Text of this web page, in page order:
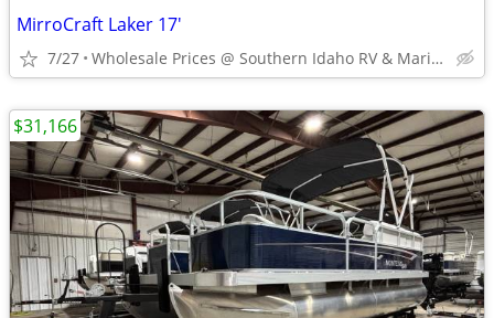
MirroCraft Laker 17'
7/27 Wholesale Prices @ Southern Idaho RV & Marine
$31,166